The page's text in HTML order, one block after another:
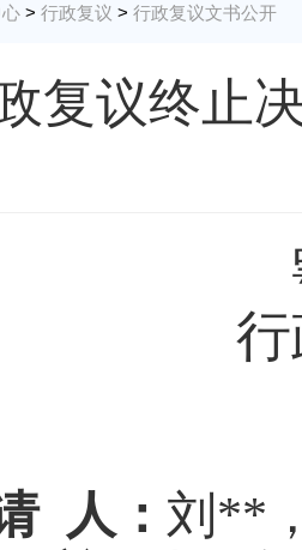
> 行政复议 > 行政复议文书公开
复议终止
人： 刘**